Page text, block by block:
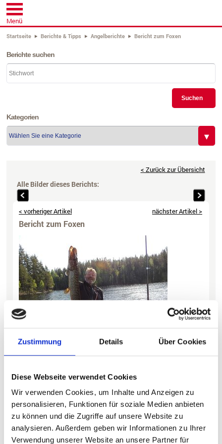
Zustimmung Details Über Cookies
Diese Webseite verwendet Cookies
Wir verwenden Cookies, um Inhalte und Anzeigen zu
personalisieren, Funktionen für soziale Medien anbieten
zu können und die Zugriffe auf unsere Website zu
analysieren. Außerdem geben wir Informationen zu Ihrer
Verwendung unserer Website an unsere Partner für
Menü
Startseite Berichte & Tipps Angelberichte Bericht zum Foxen
Berichte suchen
Suchen
Kategorien
< Zurück zur Übersicht
Alle Bilder dieses Berichts:
Bericht zum Foxen
Die Reisegruppe Graff freut sich über eine gelungene Woche
Schweden,Ferienhaus Gäddasenden. Der Urlaub war für uns 6
Mann einfach ein Traum!
Wir waren vom 17. Mai an eine Woche bei traumhaftem Wetter,
toller Unterkunft und riesigen Hechten dort im Urlaub.
Ich hatte im Eifer des Drills ganz vergessen den Hecht zu
messen. Natürlich haben wir ihn wieder in die Freiheit entlassen...
Viele Grüße und Petri heil Graff A.
< Zurück